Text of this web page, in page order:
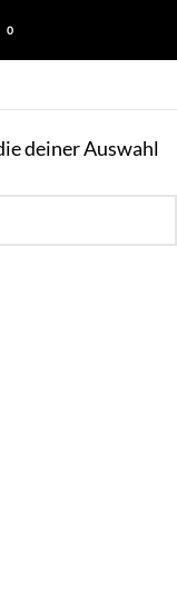
0
deiner Auswahl